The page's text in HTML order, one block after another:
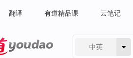
翻译 有道精品课 云笔记
中英